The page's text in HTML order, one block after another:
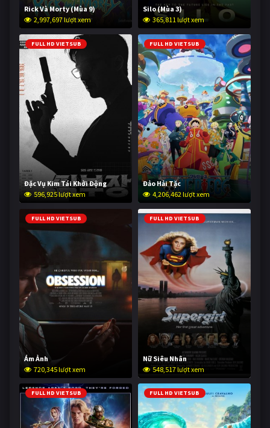
Rick Và Morty (Mùa 9)
2,997,697 lượt xem
Silo (Mùa 3)
365,811 lượt xem
FULL HD VIETSUB
Đặc Vụ Kim Tái Khởi Động
596,925 lượt xem
FULL HD VIETSUB
Đảo Hải Tặc
4,206,462 lượt xem
FULL HD VIETSUB
Ám Ảnh
720,345 lượt xem
FULL HD VIETSUB
Nữ Siêu Nhân
548,517 lượt xem
FULL HD VIETSUB FULL HD VIETSUB